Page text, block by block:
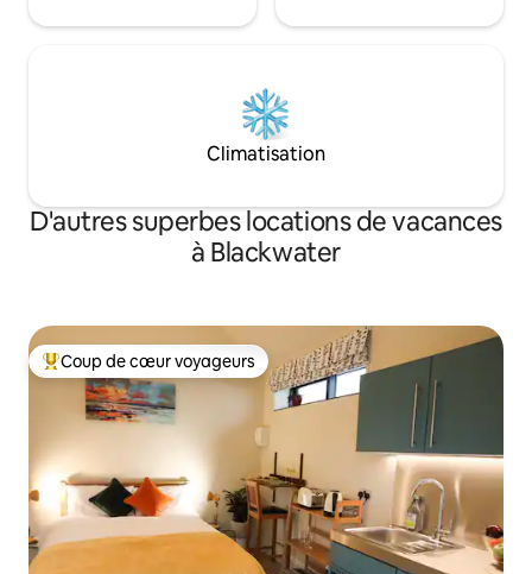
Climatisation
D'autres superbes locations de vacances
à Blackwater
Coup de cœur voyageurs parmi les plus aimés
Coup de cœur voyageurs